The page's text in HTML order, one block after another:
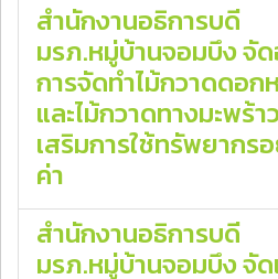
สำนักงานอธิการบดี
มรภ.หมู่บ้านจอมบึง จั
การจัดทำไม้กวาดดอ
และไม้กวาดทางมะพร้า
เสริมการใช้ทรัพยากร
ค่า
สำนักงานอธิการบดี
มรภ.หมู่บ้านจอมบึง จัด